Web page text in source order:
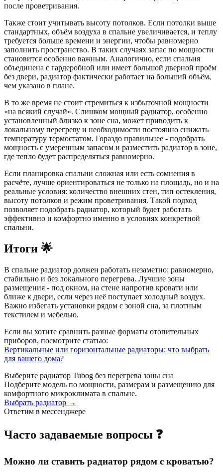
после проветривания.
Также стоит учитывать высоту потолков. Если потолки выше
стандартных, объём воздуха в спальне увеличивается, и теплу
требуется больше времени и энергии, чтобы равномерно
заполнить пространство. В таких случаях запас по мощности
становится особенно важным. Аналогично, если спальня
объединена с гардеробной или имеет большой дверной проём
без двери, радиатор фактически работает на больший объём,
чем указано в плане.
В то же время не стоит стремиться к избыточной мощности
«на всякий случай». Слишком мощный радиатор, особенно
установленный близко к зоне сна, может приводить к
локальному перегреву и необходимости постоянно снижать
температуру термостатом. Гораздо правильнее - подобрать
мощность с умеренным запасом и разместить радиатор в зоне,
где тепло будет распределяться равномерно.
Если планировка спальни сложная или есть сомнения в
расчёте, лучше ориентироваться не только на площадь, но и на
реальные условия: количество внешних стен, тип остекления,
высоту потолков и режим проветривания. Такой подход
позволяет подобрать радиатор, который будет работать
эффективно и комфортно именно в условиях конкретной
спальни.
Итоги 🌟
В спальне радиатор должен работать незаметно: равномерно,
стабильно и без локального перегрева. Лучшие зоны
размещения - под окном, на стене напротив кровати или
ближе к двери, если через неё поступает холодный воздух.
Важно избегать установки рядом с зоной сна, за плотным
текстилем и мебелью.
Если вы хотите сравнить разные форматы отопительных
приборов, посмотрите статью:
Вертикальные или горизонтальные радиаторы: что выбрать
для вашего дома?
Выберите радиатор Tubog без перегрева зоны сна
Подберите модель по мощности, размерам и размещению для
комфортного микроклимата в спальне.
Выбрать радиатор →
Ответим в мессенджере
Часто задаваемые вопросы ❓
Можно ли ставить радиатор рядом с кроватью?